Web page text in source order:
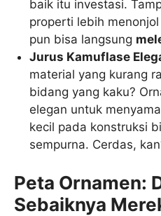
baik itu investasi.
properti lebih
pun bisa langsung
Jurus Kamuflase
material yang kurang
bidang yang kaku?
elegan untuk
kecil pada konstruksi
sempurna. Cerdas,
Peta Ornamen:
Sebaiknya